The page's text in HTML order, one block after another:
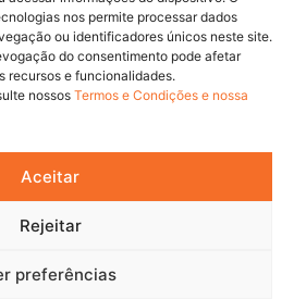
nos permite processar dados
ou identificadores únicos neste site.
do consentimento pode afetar
recursos e funcionalidades.
nossos Termos e Condições e nossa
Aceitar
Rejeitar
preferências